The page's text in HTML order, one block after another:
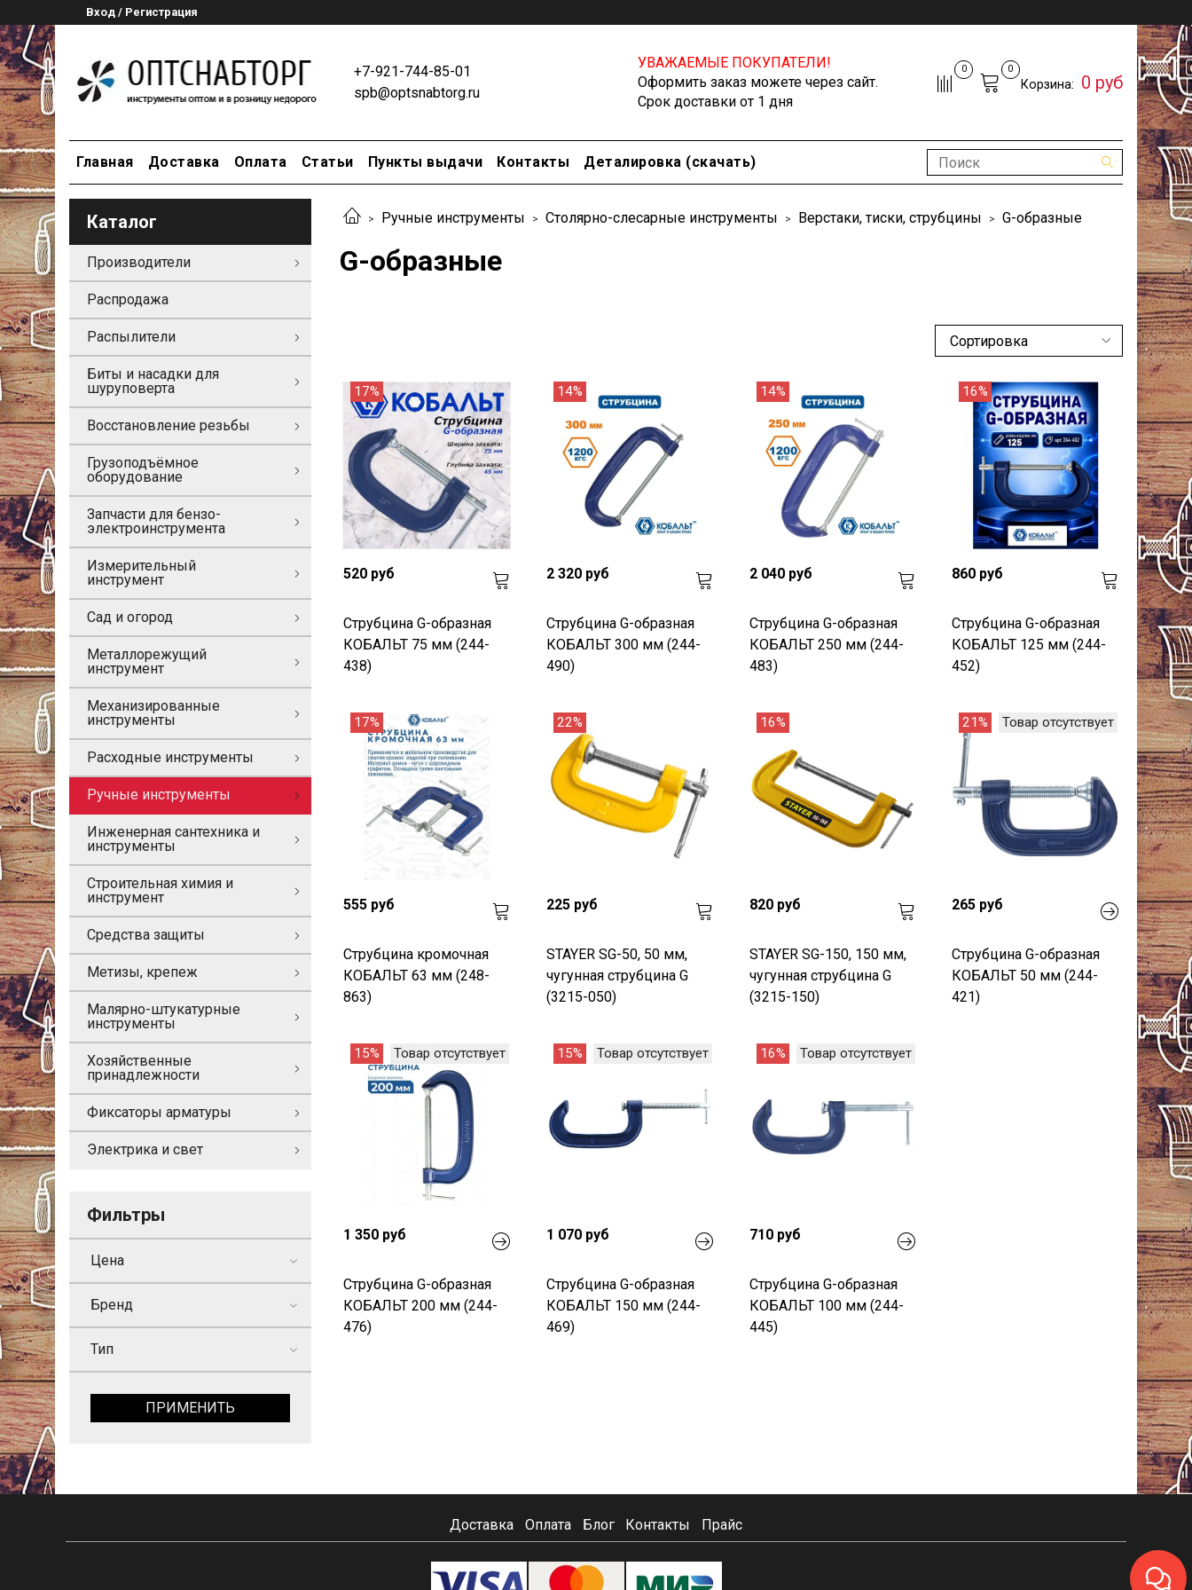
Вход / Регистрация
+7-921-744-85-01
spb@optsnabtorg.ru
УВАЖАЕМЫЕ ПОКУПАТЕЛИ!
Оформить заказ можете через сайт.
Срок доставки от 1 дня
0 0
Корзина: 0 руб
Главная Доставка Оплата Статьи Пункты выдачи Контакты Деталировка (скачать)
Ручные инструменты Столярно-слесарные инструменты Верстаки, тиски, струбцины G-образные
G-образные
17%
520 руб
Струбцина G-образная
КОБАЛЬТ 75 мм (244-
438)
14%
2 320 руб
Струбцина G-образная
КОБАЛЬТ 300 мм (244-
490)
14%
2 040 руб
Струбцина G-образная
КОБАЛЬТ 250 мм (244-
483)
16%
860 руб
Струбцина G-образная
КОБАЛЬТ 125 мм (244-
452)
17%
555 руб
Струбцина кромочная
КОБАЛЬТ 63 мм (248-
863)
22%
225 руб
STAYER SG-50, 50 мм,
чугунная струбцина G
(3215-050)
16%
820 руб
STAYER SG-150, 150 мм,
чугунная струбцина G
(3215-150)
21% Товар отсутствует
265 руб
Струбцина G-образная
КОБАЛЬТ 50 мм (244-
421)
15% Товар отсутствует
1 350 руб
Струбцина G-образная
КОБАЛЬТ 200 мм (244-
476)
15% Товар отсутствует
1 070 руб
Струбцина G-образная
КОБАЛЬТ 150 мм (244-
469)
16% Товар отсутствует
710 руб
Струбцина G-образная
КОБАЛЬТ 100 мм (244-
445)
Каталог
Производители
Распродажа
Распылители
Биты и насадки для
шуруповерта
Восстановление резьбы
Грузоподъёмное
оборудование
Запчасти для бензо-
электроинструмента
Измерительный
инструмент
Сад и огород
Металлорежущий
инструмент
Механизированные
инструменты
Расходные инструменты
Ручные инструменты
Инженерная сантехника и
инструменты
Строительная химия и
инструмент
Средства защиты
Метизы, крепеж
Малярно-штукатурные
инструменты
Хозяйственные
принадлежности
Фиксаторы арматуры
Электрика и свет
Фильтры
Цена
Бренд
Тип
ПРИМЕНИТЬ
Доставка Оплата Блог Контакты Прайс